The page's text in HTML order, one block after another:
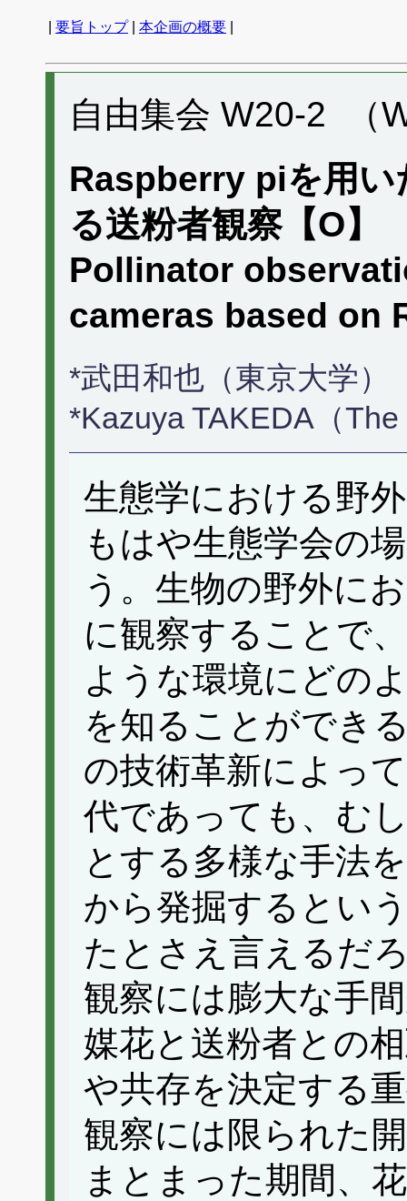
要旨トップ| 本企画の概要
自由集会 W20-2 （
Raspberry piを用い
る送粉者観察【O】
Pollinator
cameras based on
*武田和也（東京大学）
*Kazuya TAKEDA（
生態学における野
もはや生態学会の
う。生物の野外に
に観察することで
ような環境にどの
を知ることができ
の技術革新によっ
代であっても、む
とする多様な手法
から発掘するとい
たとさえ言えるだ
観察には膨大な手
媒花と送粉者との
や共存を決定する
観察には限られた
まとまった期間、